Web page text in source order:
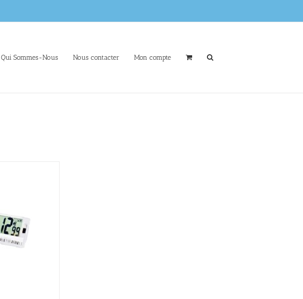
Qui Sommes-Nous Nous contacter Mon compte